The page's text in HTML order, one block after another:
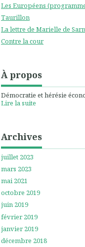
Les Européens
Taurillon
La lettre de Marielle de
Contre la cour
À propos
Démocratie et hérésie
Lire la suite
Archives
juillet 2023
mars 2023
mai 2021
octobre 2019
juin 2019
février 2019
janvier 2019
décembre 2018